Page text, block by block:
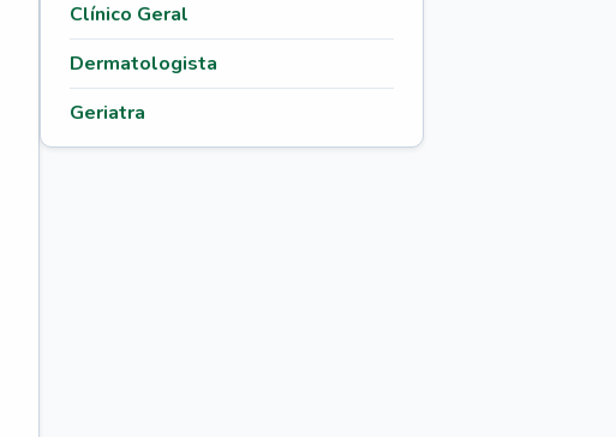
Clínico Geral
Dermatologista
Geriatra